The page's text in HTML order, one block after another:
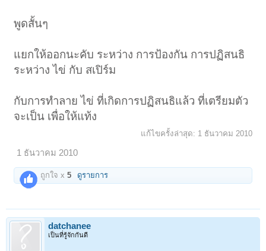
พูดสั้นๆ
แยกให้ออกนะคับ ระหว่าง การป้องกัน การปฏิสนธิ
ระหว่าง ไข่ กับ สเปิร์ม
กับการทำลาย ไข่ ที่เกิดการปฏิสนธิแล้ว ที่เตรียมตัว
จะเป็น เพื่อให้แท้ง
แก้ไขครั้งล่าสุด: 1 ธันวาคม 2010
1 ธันวาคม 2010
ถูกใจ x5 ดูรายการ
datchanee
เป็นที่รู้จักกันดี